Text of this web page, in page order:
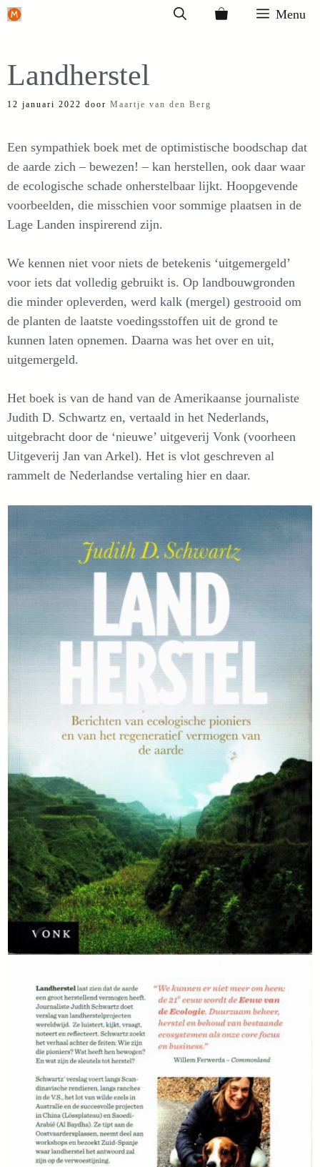
Ga
inhoud
Menu
Landherstel
12 januari 2022 door Maartje van den Berg
Een sympathiek boek met de optimistische boodschap dat
de aarde zich – bewezen! – kan herstellen, ook daar waar
de ecologische schade onherstelbaar lijkt. Hoopgevende
voorbeelden, die misschien voor sommige plaatsen in de
Lage Landen inspirerend zijn.
We kennen niet voor niets de betekenis ‘uitgemergeld’
voor iets dat volledig gebruikt is. Op landbouwgronden
die minder opleverden, werd kalk (mergel) gestrooid om
de planten de laatste voedingsstoffen uit de grond te
kunnen laten opnemen. Daarna was het over en uit,
uitgemergeld.
Het boek is van de hand van de Amerikaanse journaliste
Judith D. Schwartz en, vertaald in het Nederlands,
uitgebracht door de ‘nieuwe’ uitgeverij Vonk (voorheen
Uitgeverij Jan van Arkel). Het is vlot geschreven al
rammelt de Nederlandse vertaling hier en daar.